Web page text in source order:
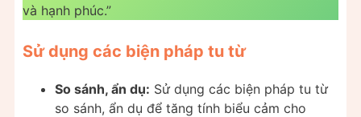
và hạnh phúc.”
Sử dụng các biện pháp tu từ
So sánh, ẩn dụ: Sử dụng các biện pháp tu từ
so sánh, ẩn dụ để tăng tính biểu cảm cho